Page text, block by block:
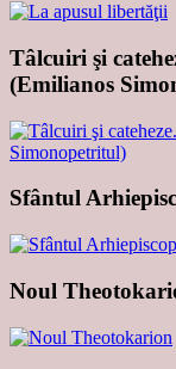
Tâlcuiri şi
(Emilianos
Sfântul
Noul